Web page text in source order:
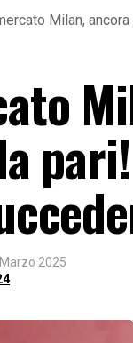
Milan,
2025